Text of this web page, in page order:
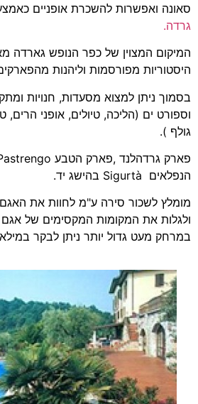
סאונה ואפשרות להשכרת אופניים
גרדה.
המיקום המצוין של כפר הנופש גארדה
היסטוריות מפורסמות וליהנות
בסמוך ניתן למצוא מסעדות, חנויות
וספורט ים (הליכה, טיולים, אופני הרים,
גולף ).
הנפלאים Sigurtà בהישג יד.
מומלץ לשכור סירה ע"מ לחוות את
ולגלות את המקומות המקסימים של
במרחק מעט גדול יותר ניתן לבקר